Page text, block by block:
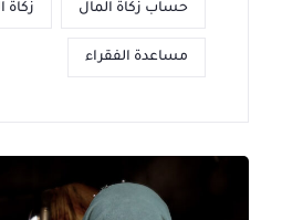
حساب زكاة المال زكاة
مساعدة الفقراء